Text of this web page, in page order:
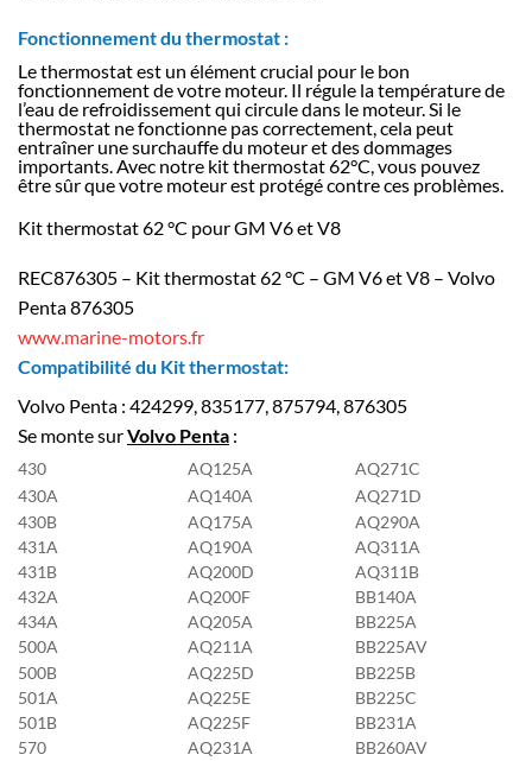
Fonctionnement du thermostat :
Le thermostat est un élément crucial pour le bon
fonctionnement de votre moteur. Il régule la température de
l’eau de refroidissement qui circule dans le moteur. Si le
thermostat ne fonctionne pas correctement, cela peut
entraîner une surchauffe du moteur et des dommages
importants. Avec notre kit thermostat 62°C, vous pouvez
être sûr que votre moteur est protégé contre ces problèmes.
Kit thermostat 62 °C pour GM V6 et V8
REC876305 – Kit thermostat 62 °C – GM V6 et V8 – Volvo
Penta 876305
www.marine-motors.fr
Compatibilité du Kit thermostat:
Volvo Penta : 424299, 835177, 875794, 876305
Se monte surVolvo Penta :
430
430A
430B
431A
431B
432A
434A
500A
500B
501A
501B
570
AQ125A
AQ140A
AQ175A
AQ190A
AQ200D
AQ200F
AQ205A
AQ211A
AQ225D
AQ225E
AQ225F
AQ231A
AQ271C
AQ271D
AQ290A
AQ311A
AQ311B
BB140A
BB225A
BB225AV
BB225B
BB225C
BB231A
BB260AV